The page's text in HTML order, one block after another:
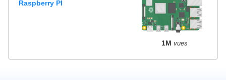
Raspberry PI
1M vues